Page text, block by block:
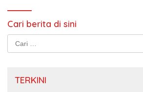
Cari berita di sini
TERKINI